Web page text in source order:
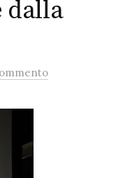
dalla